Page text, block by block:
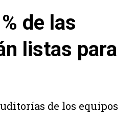
de las
listas para
de los equipos